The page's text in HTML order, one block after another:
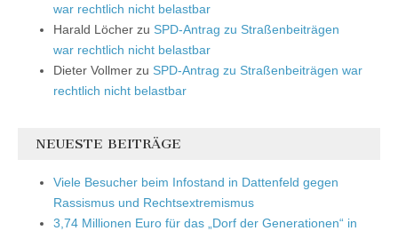
war rechtlich nicht belastbar
Harald Löcher zu SPD-Antrag zu Straßenbeiträgen
war rechtlich nicht belastbar
Dieter Vollmer zu SPD-Antrag zu Straßenbeiträgen war
rechtlich nicht belastbar
NEUESTE BEITRÄGE
Viele Besucher beim Infostand in Dattenfeld gegen
Rassismus und Rechtsextremismus
3,74 Millionen Euro für das „Dorf der Generationen“ in